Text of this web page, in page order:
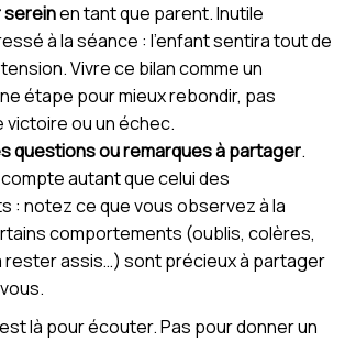
sereinen tant que parent. Inutile
à la séance : l’enfant sentira tout de
Vivre ce bilan comme un
étape pour mieux rebondir, pas
victoire ou un échec.
questions ou remarques à partager.
autant que celui des
: notez ce que vous observez à la
comportements (oublis, colères,
rester assis…) sont précieux à partager
là pour écouter. Pas pour donner un